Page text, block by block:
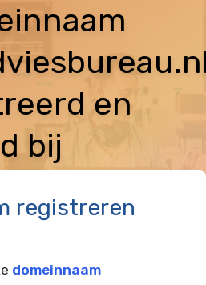
en
bij
registreren
domeinnaam